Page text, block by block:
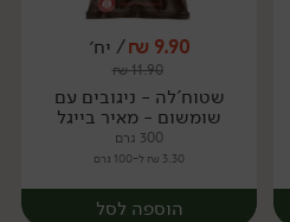
יח׳
9.90
₪/ יח׳
11.90
₪
שטוח'לה - ניגובים עם
שומשום - מאיר בייגל
300 גרם
3.30 ₪ ל-100 גרם
הוספה לסל